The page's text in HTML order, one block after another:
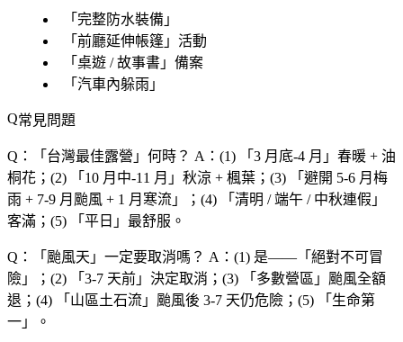
「 完整防水裝備 」
「 前廳延伸帳篷 」活動
「 桌遊 / 故事書 」備案
「 汽車內躲雨 」
常見問題
Q：「 台灣最佳露營 」何時？ A：(1) 「 3 月底-4 月 」春暖 + 油
桐花；(2) 「 10 月中-11 月 」秋涼 + 楓葉；(3) 「 避開 5-6 月梅
雨 + 7-9 月颱風 + 1 月寒流 」；(4) 「 清明 / 端午 / 中秋連假 」
客滿；(5) 「 平日 」最舒服。
Q：「 颱風天 」一定要取消嗎？ A：(1) 是——「 絕對不可冒
險 」；(2) 「 3-7 天前 」決定取消；(3) 「 多數營區 」颱風全額
退；(4) 「 山區土石流 」颱風後 3-7 天仍危險；(5) 「 生命第
一 」。